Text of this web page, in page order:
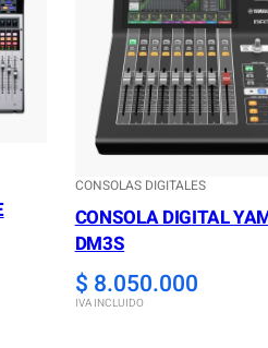
CONSOLAS DIGITALES
CONSOLA DIGITAL
DM3S
$ 8.050.000
IVA INCLUIDO